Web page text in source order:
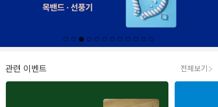
관련 이벤트 전체보기